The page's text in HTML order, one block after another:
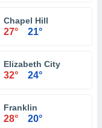
Chapel Hill
27° 21°
Elizabeth City
32° 24°
Franklin
28° 20°